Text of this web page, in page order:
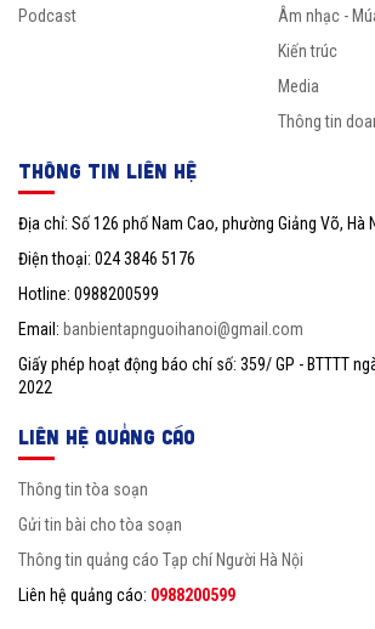
Podcast
Âm nhạc -
Kiến trúc
Media
Thông tin
THÔNG TIN LIÊN HỆ
Địa chỉ: Số 126 phố Nam Cao, phường Giảng Võ, Hà
Điện thoại: 024 3846 5176
Hotline: 0988200599
Email: banbientapnguoihanoi@gmail.com
Giấy phép hoạt động báo chí số: 359/ GP - BTTTT
2022
LIÊN HỆ QUẢNG CÁO
Thông tin tòa soạn
Gửi tin bài cho tòa soạn
Thông tin quảng cáo Tạp chí Người Hà Nội
Liên hệ quảng cáo: 0988200599